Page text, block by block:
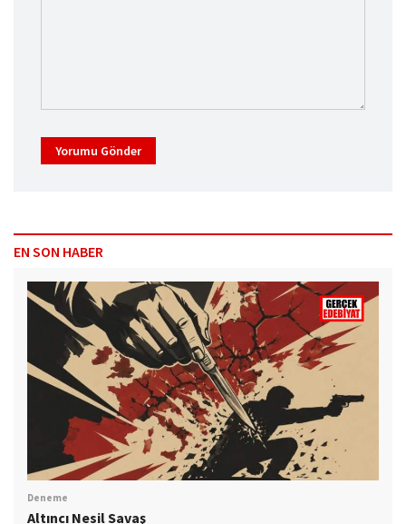
Yorumu Gönder
EN SON HABER
Deneme
Altıncı Nesil Savaş